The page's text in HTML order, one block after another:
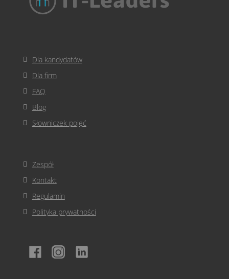
Dla kandydatów
Dla firm
FAQ
Blog
Słowniczek pojęć
Zespół
Kontakt
Regulamin
Polityka prywatności